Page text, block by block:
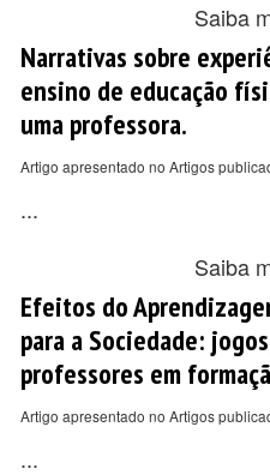
Saiba
Narrativas sobre
ensino de educação
uma professora.
Artigo apresentado no Artigos
...
Saiba
Efeitos do
para a Sociedade:
professores em
Artigo apresentado no Artigos
...